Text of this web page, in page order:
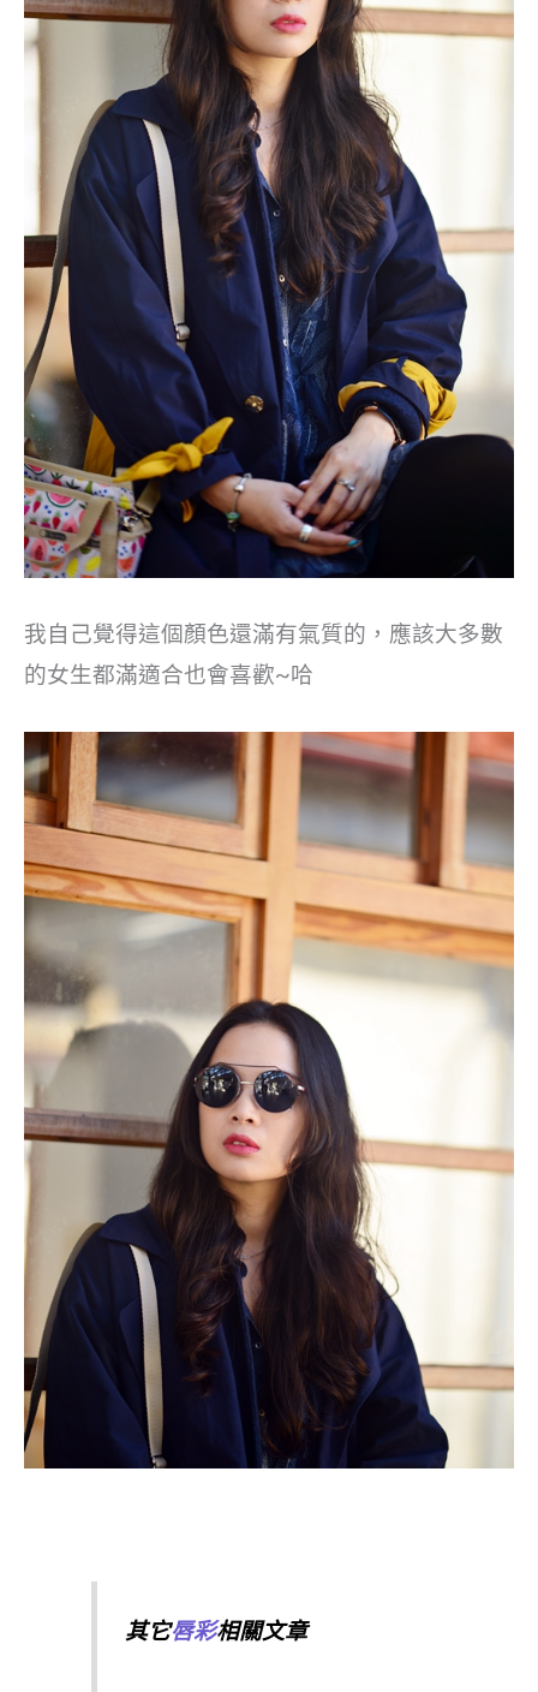
我自己覺得這個顏色還滿有氣質的，應該大多數
的女生都滿適合也會喜歡~哈
其它唇彩相關文章